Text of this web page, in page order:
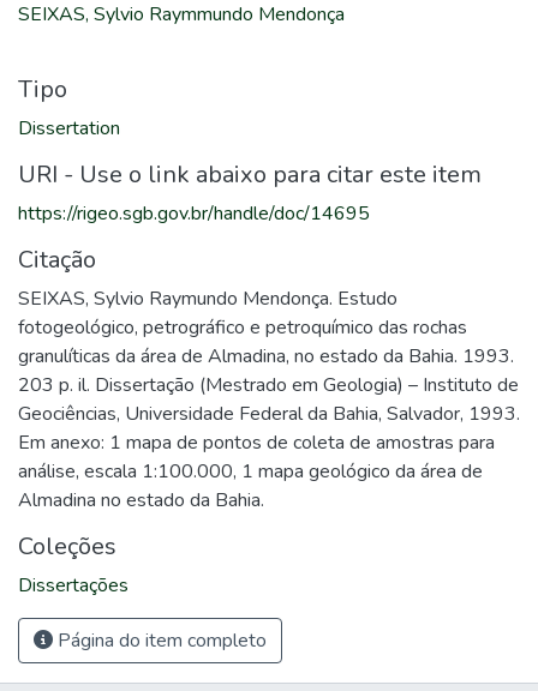
SEIXAS, Sylvio Raymmundo Mendonça
Tipo
Dissertation
URI - Use o link abaixo para citar este item
https://rigeo.sgb.gov.br/handle/doc/14695
Citação
SEIXAS, Sylvio Raymundo Mendonça. Estudo
fotogeológico, petrográfico e petroquímico das rochas
granulíticas da área de Almadina, no estado da Bahia. 1993.
203 p. il. Dissertação (Mestrado em Geologia) – Instituto de
Geociências, Universidade Federal da Bahia, Salvador, 1993.
Em anexo: 1 mapa de pontos de coleta de amostras para
análise, escala 1:100.000, 1 mapa geológico da área de
Almadina no estado da Bahia.
Coleções
Dissertações
Página do item completo